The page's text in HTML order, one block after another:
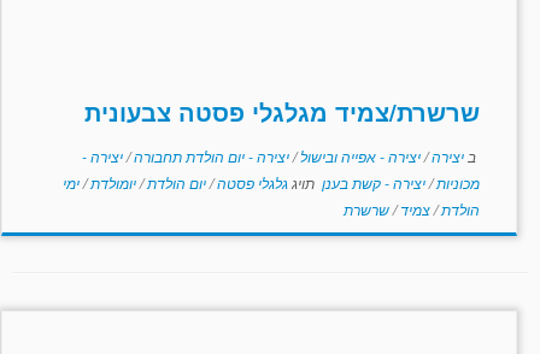
שרשרת/צמיד מגלגלי פסטה צבעונית
ב יצירה/יצירה - אפייה ובישול/יצירה - יום הולדת תחבורה/יצירה -
מכוניות/יצירה - קשת בענן תויגגלגלי פסטה/יום הולדת/יומולדת/ימי
הולדת/צמיד/שרשרת